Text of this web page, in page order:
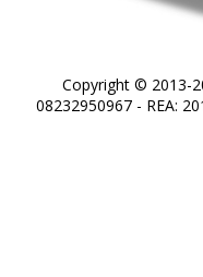
Copyright © 2013-
08232950967 - REA: